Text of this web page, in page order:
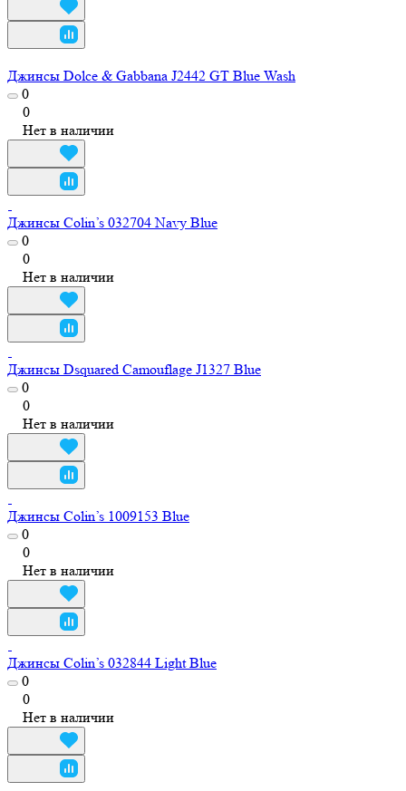
Джинсы Dolce & Gabbana J2442 GT Blue Wash
0
0
Нет в наличии
Джинсы Colin’s 032704 Navy Blue
0
0
Нет в наличии
Джинсы Dsquared Сamouflage J1327 Blue
0
0
Нет в наличии
Джинсы Colin’s 1009153 Blue
0
0
Нет в наличии
Джинсы Colin’s 032844 Light Blue
0
0
Нет в наличии